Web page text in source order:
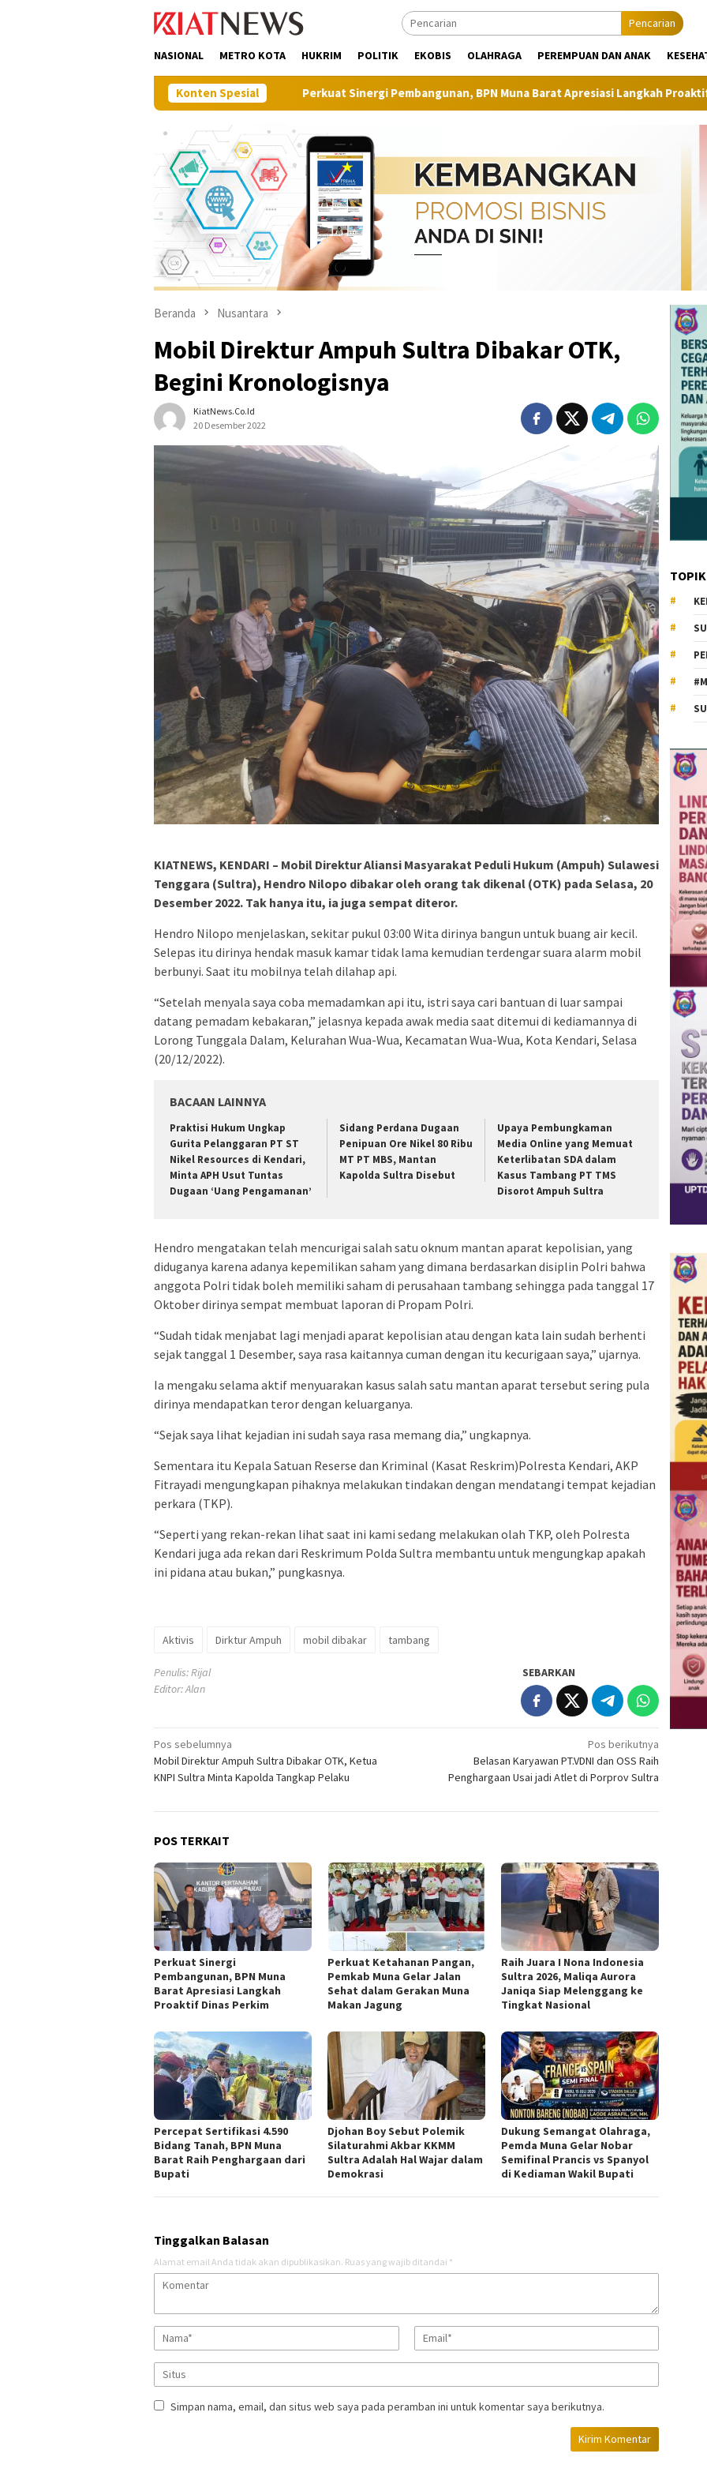
Pencarian
NASIONAL METRO KOTA HUKRIM POLITIK EKOBIS OLAHRAGA PEREMPUAN DAN ANAK
Konten Spesial
Perkuat Sinergi Pembangunan, BPN Muna Barat Apresiasi Langkah Proaktif Dinas Perkim
Beranda Nusantara
Mobil Direktur Ampuh Sultra Dibakar OTK,
Begini Kronologisnya
KiatNews.co.id
20 Desember 2022
KIATNEWS, KENDARI – Mobil Direktur Aliansi Masyarakat Peduli Hukum (Ampuh) Sulawesi
Tenggara (Sultra), Hendro Nilopo dibakar oleh orang tak dikenal (OTK) pada Selasa, 20
Desember 2022. Tak hanya itu, ia juga sempat diteror.
Hendro Nilopo menjelaskan, sekitar pukul 03:00 Wita dirinya bangun untuk buang air kecil.
Selepas itu dirinya hendak masuk kamar tidak lama kemudian terdengar suara alarm mobil
berbunyi. Saat itu mobilnya telah dilahap api.
“Setelah menyala saya coba memadamkan api itu, istri saya cari bantuan di luar sampai
datang pemadam kebakaran,” jelasnya kepada awak media saat ditemui di kediamannya di
Lorong Tunggala Dalam, Kelurahan Wua-Wua, Kecamatan Wua-Wua, Kota Kendari, Selasa
(20/12/2022).
BACAAN LAINNYA
Praktisi Hukum Ungkap
Gurita Pelanggaran PT ST
Nikel Resources di Kendari,
Minta APH Usut Tuntas
Dugaan ‘Uang Pengamanan’
Sidang Perdana Dugaan
Penipuan Ore Nikel 80 Ribu
MT PT MBS, Mantan
Kapolda Sultra Disebut
Upaya Pembungkaman
Media Online yang Memuat
Keterlibatan SDA dalam
Kasus Tambang PT TMS
Disorot Ampuh Sultra
Hendro mengatakan telah mencurigai salah satu oknum mantan aparat kepolisian, yang
diduganya karena adanya kepemilikan saham yang dimana berdasarkan disiplin Polri bahwa
anggota Polri tidak boleh memiliki saham di perusahaan tambang sehingga pada tanggal 17
Oktober dirinya sempat membuat laporan di Propam Polri.
“Sudah tidak menjabat lagi menjadi aparat kepolisian atau dengan kata lain sudah berhenti
sejak tanggal 1 Desember, saya rasa kaitannya cuman dengan itu kecurigaan saya,” ujarnya.
Ia mengaku selama aktif menyuarakan kasus salah satu mantan aparat tersebut sering pula
dirinya mendapatkan teror dengan keluarganya.
“Sejak saya lihat kejadian ini sudah saya rasa memang dia,” ungkapnya.
Sementara itu Kepala Satuan Reserse dan Kriminal (Kasat Reskrim)Polresta Kendari, AKP
Fitrayadi mengungkapan pihaknya melakukan tindakan dengan mendatangi tempat kejadian
perkara (TKP).
“Seperti yang rekan-rekan lihat saat ini kami sedang melakukan olah TKP, oleh Polresta
Kendari juga ada rekan dari Reskrimum Polda Sultra membantu untuk mengungkap apakah
ini pidana atau bukan,” pungkasnya.
Aktivis Dirktur Ampuh mobil dibakar tambang
Penulis: Rijal
Editor: Alan
SEBARKAN
Navigasi
pos
Pos sebelumnya
Mobil Direktur Ampuh Sultra Dibakar OTK, Ketua
KNPI Sultra Minta Kapolda Tangkap Pelaku
Pos berikutnya
Belasan Karyawan PT.VDNI dan OSS Raih
Penghargaan Usai jadi Atlet di Porprov Sultra
POS TERKAIT
Perkuat Sinergi
Pembangunan, BPN Muna
Barat Apresiasi Langkah
Proaktif Dinas Perkim
Perkuat Ketahanan Pangan,
Pemkab Muna Gelar Jalan
Sehat dalam Gerakan Muna
Makan Jagung
Raih Juara I Nona Indonesia
Sultra 2026, Maliqa Aurora
Janiqa Siap Melenggang ke
Tingkat Nasional
Percepat Sertifikasi 4.590
Bidang Tanah, BPN Muna
Barat Raih Penghargaan dari
Bupati
Djohan Boy Sebut Polemik
Silaturahmi Akbar KKMM
Sultra Adalah Hal Wajar dalam
Demokrasi
Dukung Semangat Olahraga,
Pemda Muna Gelar Nobar
Semifinal Prancis vs Spanyol
di Kediaman Wakil Bupati
Tinggalkan Balasan
Alamat email Anda tidak akan dipublikasikan. Ruas yang wajib ditandai *
Simpan nama, email, dan situs web saya pada peramban ini untuk komentar saya berikutnya.